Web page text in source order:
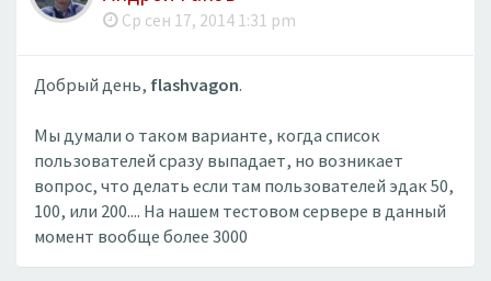
Ср сен 17, 2014 1:31 pm
Добрый день, flashvagon.
Мы думали о таком варианте, когда список
пользователей сразу выпадает, но возникает
вопрос, что делать если там пользователей эдак 50,
100, или 200.... На нашем тестовом сервере в данный
момент вообще более 3000